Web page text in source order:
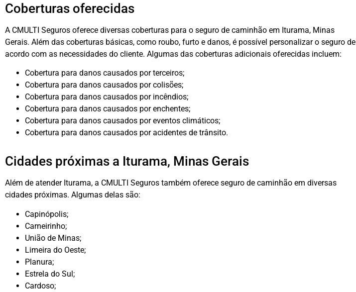
Coberturas oferecidas
A CMULTI Seguros oferece diversas coberturas para o seguro de caminhão em Iturama, Minas
Gerais. Além das coberturas básicas, como roubo, furto e danos, é possível personalizar o seguro de
acordo com as necessidades do cliente. Algumas das coberturas adicionais oferecidas incluem:
Cobertura para danos causados por terceiros;
Cobertura para danos causados por colisões;
Cobertura para danos causados por incêndios;
Cobertura para danos causados por enchentes;
Cobertura para danos causados por eventos climáticos;
Cobertura para danos causados por acidentes de trânsito.
Cidades próximas a Iturama, Minas Gerais
Além de atender Iturama, a CMULTI Seguros também oferece seguro de caminhão em diversas
cidades próximas. Algumas delas são:
Capinópolis;
Carneirinho;
União de Minas;
Limeira do Oeste;
Planura;
Estrela do Sul;
Cardoso;